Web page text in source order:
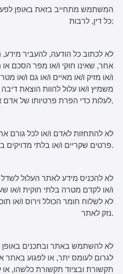
כל דין, לרבות:
אחר, שאינו חוקי ו/או מפר הסכם או
ו/או מזיק ו/או מאיים ו/או גם ו/או
משמיץ ו/או עלול להוות הוצאת דיבה
לעלות כדי הפרת פרטיותו של אדם אחר.
פרטים שקריים ו/או בלתי מדויקים בעת ביקור באתר.
ו/או לקדם מטרה בלתי חוקית ו/או
לא לשלוח חומר הכולל וירוס ו/או
נזק לאתר.
לגרום לעומס יתר, או לפגוע
תקשורת ובציוד תקשורת כלשהו,